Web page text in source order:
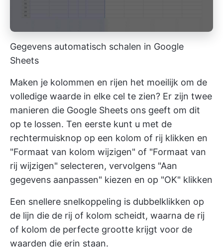
Gegevens automatisch schalen in Google
Sheets
Maken je kolommen en rijen het moeilijk om de
volledige waarde in elke cel te zien? Er zijn twee
manieren die Google Sheets ons geeft om dit
op te lossen. Ten eerste kunt u met de
rechtermuisknop op een kolom of rij klikken en
"Formaat van kolom wijzigen" of "Formaat van
rij wijzigen" selecteren, vervolgens "Aan
gegevens aanpassen" kiezen en op "OK" klikken
Een snellere snelkoppeling is dubbelklikken op
de lijn die de rij of kolom scheidt, waarna de rij
of kolom de perfecte grootte krijgt voor de
waarden die erin staan.